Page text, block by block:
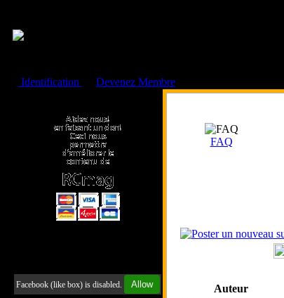
Identification Devenez Membre
Facebook (like box) is disabled. Allow
FAQ
Auteur